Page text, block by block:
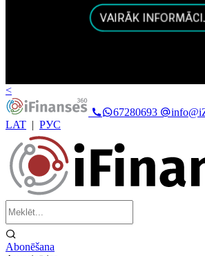
<
67280693
LAT | РУС
Abonēšana